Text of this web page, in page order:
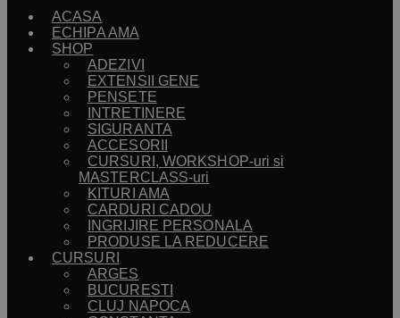
ACASA
ECHIPA AMA
SHOP
ADEZIVI
EXTENSII GENE
PENSETE
INTRETINERE
SIGURANTA
ACCESORII
CURSURI, WORKSHOP-uri si
MASTERCLASS-uri
KITURI AMA
CARDURI CADOU
INGRIJIRE PERSONALA
PRODUSE LA REDUCERE
CURSURI
ARGES
BUCURESTI
CLUJ NAPOCA